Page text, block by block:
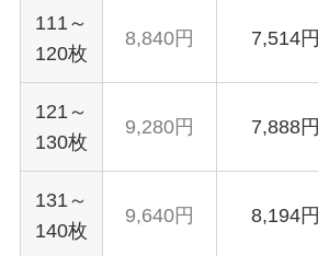
111～
120枚
8,840円 7,514円
121～
130枚
9,280円 7,888円
131～
140枚
9,640円 8,194円